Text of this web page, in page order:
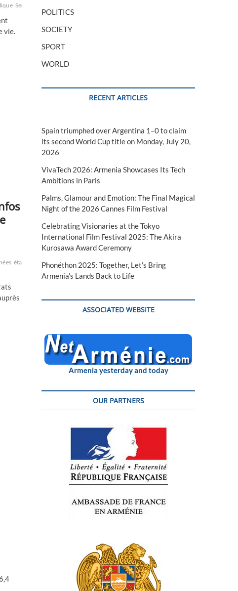
Sequoia
vie.
établissements financieres financiers fisc fiscal fiscales
POLITICS
SOCIETY
SPORT
WORLD
RECENT ARTICLES
Spain triumphed over Argentina 1–0 to claim
its second World Cup title on Monday, July 20,
2026
VivaTech 2026: Armenia Showcases Its Tech
Ambitions in Paris
Palms, Glamour and Emotion: The Final Magical
Night of the 2026 Cannes Film Festival
Celebrating Visionaries at the Tokyo
International Film Festival 2025: The Akira
Kurosawa Award Ceremony
Phonéthon 2025: Together, Let’s Bring
Armenia’s Lands Back to Life
ASSOCIATED WEBSITE
Armenia yesterday and today
OUR PARTNERS